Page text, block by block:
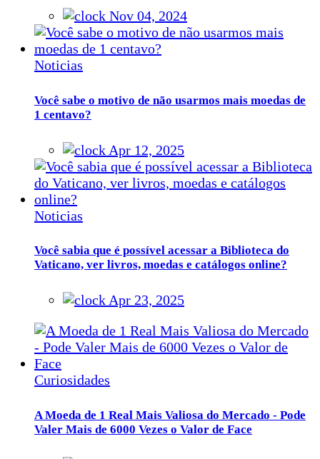
Nov 04, 2024
Noticias
Você sabe o motivo de não usarmos mais moedas de
1 centavo?
Apr 12, 2025
Noticias
Você sabia que é possível acessar a Biblioteca do
Vaticano, ver livros, moedas e catálogos online?
Apr 23, 2025
Curiosidades
A Moeda de 1 Real Mais Valiosa do Mercado - Pode
Valer Mais de 6000 Vezes o Valor de Face